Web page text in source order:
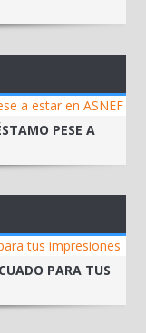
PESE A
PARA TUS